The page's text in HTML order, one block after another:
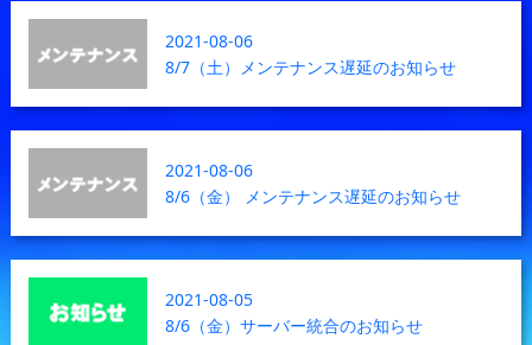
2021-08-06
8/7（土）メンテナンス遅延のお知らせ
2021-08-06
8/6（金） メンテナンス遅延のお知らせ
2021-08-05
8/6（金）サーバー統合のお知らせ